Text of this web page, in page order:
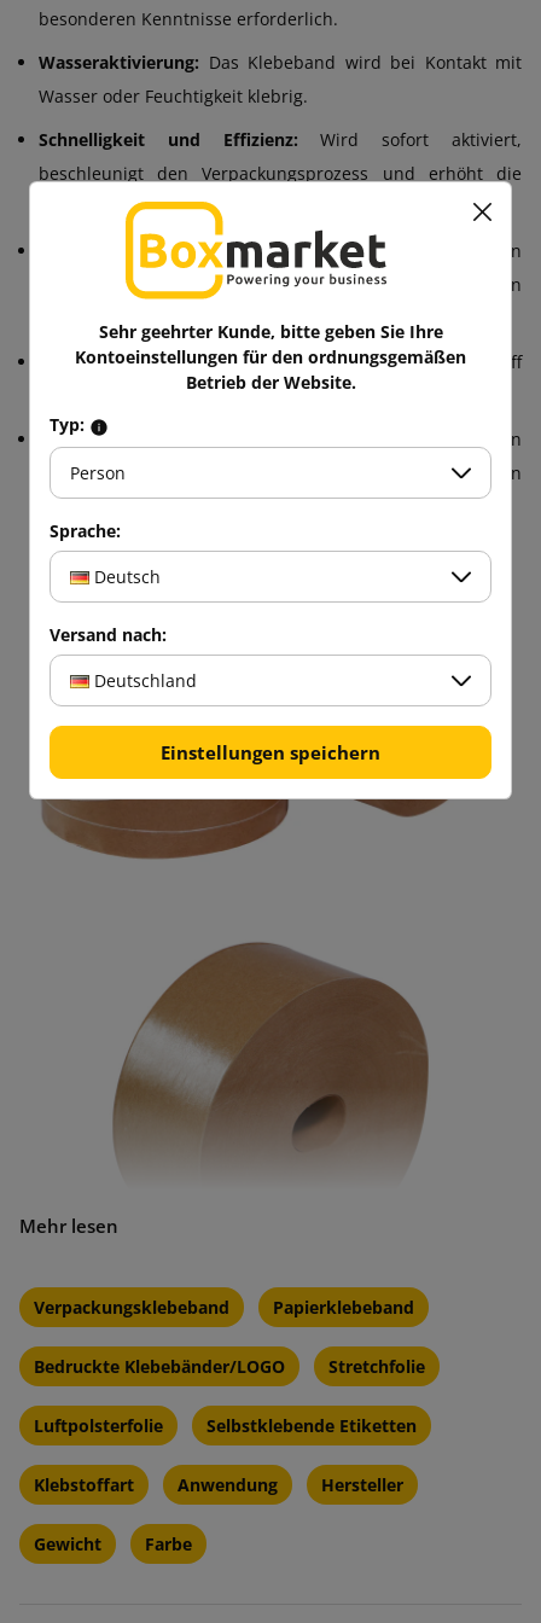
besonderen Kenntnisse erforderlich.
Wasseraktivierung: Das Klebeband wird bei Kontakt mit
Wasser oder Feuchtigkeit klebrig.
Schnelligkeit und Effizienz: Wird sofort aktiviert,
beschleunigt den Verpackungsprozess und erhöht die
Produktivität.
Vielseitige Anwendung:Kann zum Verschließen
verschiedener Arten von Verpackungen und Materialien
Dauerhafte Haftung:Einmal aktiviert, bleibt der Klebstoff
lange Zeit auf der Oberfläche haften.
Witterungsbeständig:
Behält seine Klebeeigenschaften
auch bei rauen Bedingungen wie Regen oder niedrigen
Temperaturen bei.
Parameter von Papierklebebändern
für die Nassverklebung:
Wasser-aktiviert
Schnelle Aktivierung
Umweltfreundlich
Dauerhaft klebend
feuchtigkeitsbeständig
Verpackungsklebeband Papierklebeband
Bedruckte Klebebänder/LOGO Stretchfolie
Luftpolsterfolie Selbstklebende Etiketten
Klebstoffart Anwendung Hersteller
Gewicht Farbe
Sehr geehrter Kunde, bitte geben Sie Ihre
Kontoeinstellungen für den ordnungsgemäßen
Betrieb der Website.
Typ:
Person
Sprache:
Deutsch
Versand nach:
Deutschland
Einstellungen speichern